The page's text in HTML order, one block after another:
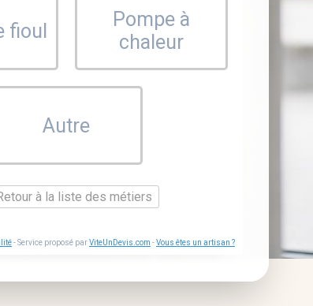
fioul
Pompe à
chaleur
Autre
à la liste des métiers
- Service proposé parViteUnDevis.com -Vous êtes un artisan ?